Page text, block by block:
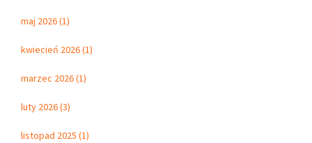
maj 2026 (1)
kwiecień 2026 (1)
marzec 2026 (1)
luty 2026 (3)
listopad 2025 (1)